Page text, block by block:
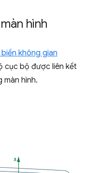
hình
không gian
cục bộ được liên kết
màn hình.